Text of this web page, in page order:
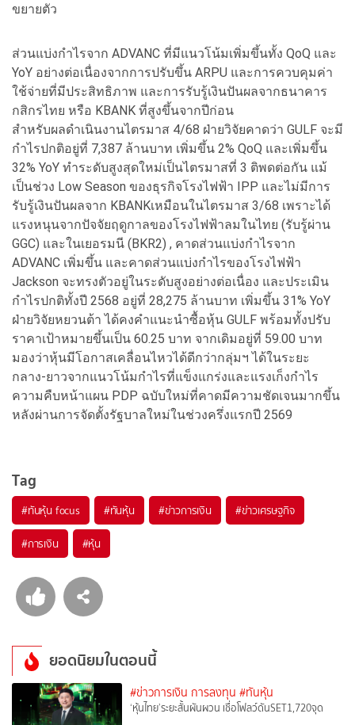
ขยายตัว
ส่วนแบ่งกำไรจาก ADVANC ที่มีแนวโน้มเพิ่มขึ้นทั้ง QoQ และ
YoY อย่างต่อเนื่องจากการปรับขึ้น ARPU และการควบคุมค่า
ใช้จ่ายที่มีประสิทธิภาพ และการรับรู้เงินปันผลจากธนาคาร
กสิกรไทย หรือ KBANK ที่สูงขึ้นจากปีก่อน
สำหรับผลดำเนินงานไตรมาส 4/68 ฝ่ายวิจัยคาดว่า GULF จะมี
กำไรปกติอยู่ที่ 7,387 ล้านบาท เพิ่มขึ้น 2% QoQ และเพิ่มขึ้น
32% YoY ทำระดับสูงสุดใหม่เป็นไตรมาสที่ 3 ติพดต่อกัน แม้
เป็นช่วง Low Season ของธุรกิจโรงไฟฟ้า IPP และไม่มีการ
รับรู้เงินปันผลจาก KBANKเหมือนในไตรมาส 3/68 เพราะได้
แรงหนุนจากปัจจัยฤดูกาลของโรงไฟฟ้าลมในไทย (รับรู้ผ่าน
GGC) และในเยอรมนี (BKR2) , คาดส่วนแบ่งกำไรจาก
ADVANC เพิ่มขึ้น และคาดส่วนแบ่งกำไรของโรงไฟฟ้า
Jackson จะทรงตัวอยู่ในระดับสูงอย่างต่อเนื่อง และประเมิน
กำไรปกติทั้งปี 2568 อยู่ที่ 28,275 ล้านบาท เพิ่มขึ้น 31% YoY
ฝ่ายวิจัยหยวนต้า ได้คงคำแนะนำซื้อหุ้น GULF พร้อมทั้งปรับ
ราคาเป้าหมายขึ้นเป็น 60.25 บาท จากเดิมอยู่ที่ 59.00 บาท
มองว่าหุ้นมีโอกาสเคลื่อนไหวได้ดีกว่ากลุ่มฯ ได้ในระยะ
กลาง-ยาวจากแนวโน้มกำไรที่แข็งแกร่งและแรงเก็งกำไร
ความคืบหน้าแผน PDP ฉบับใหม่ที่คาดมีความชัดเจนมากขึ้น
หลังผ่านการจัดตั้งรัฐบาลใหม่ในช่วงครึ่งแรกปี 2569
Tag
#ทันหุ้น focus #ทันหุ้น #ข่าวการเงิน #ข่าวเศรษฐกิจ
#การเงิน #หุ้น
ยอดนิยมในตอนนี้
#ข่าวการเงิน การลงทุน #ทันหุ้น
‘หุ้นไทย’ระยะสั้นผันผวน เชื่อโฟลว์ดันSET1,720จุด